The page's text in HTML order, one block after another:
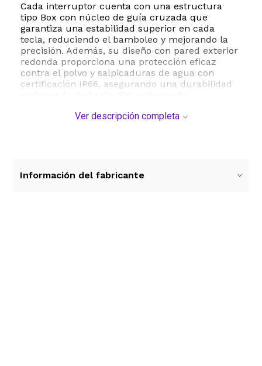
Cada interruptor cuenta con una estructura
tipo Box con núcleo de guía cruzada que
garantiza una estabilidad superior en cada
tecla, reduciendo el bamboleo y mejorando la
precisión. Además, su diseño con pared exterior
redonda proporciona una protección eficaz
contra el polvo y salpicaduras de agua con
certificación IP66, asegurando una durabilidad
operativa de 45g y una fuerza táctica de 60g,
Ver descripción completa
Información del fabricante